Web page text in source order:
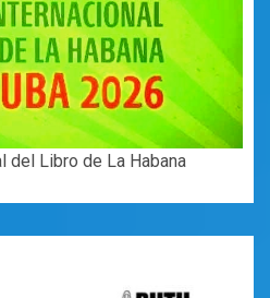
del Libro de La Habana